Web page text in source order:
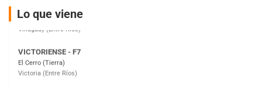
entradas
Lo que viene
El Cerro (Tierra)
Victoria (Entre Ríos)
Moto Club Reginense (Tierra)
Gral. E. Godoy (Río Negro)